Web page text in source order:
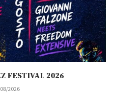
FESTIVAL 2026
2026